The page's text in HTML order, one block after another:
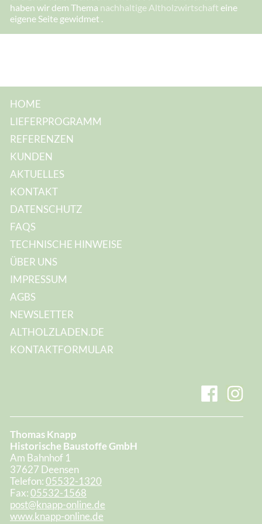
e
s
s
haben wir dem Thema nachhaltige Altholzwirtschaft eine
eigene Seite gewidmet .
HOME
LIEFERPROGRAMM
REFERENZEN
KUNDEN
AKTUELLES
KONTAKT
DATENSCHUTZ
FAQS
TECHNISCHE HINWEISE
ÜBER UNS
IMPRESSUM
AGBS
NEWSLETTER
ALTHOLZLADEN.DE
KONTAKTFORMULAR
Thomas Knapp
Historische Baustoffe GmbH
Am Bahnhof 1
37627 Deensen
Telefon:05532-1320
Fax:05532-1568
post@knapp-online.de
www.knapp-online.de